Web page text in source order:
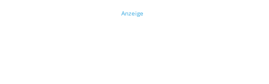
Anzeige